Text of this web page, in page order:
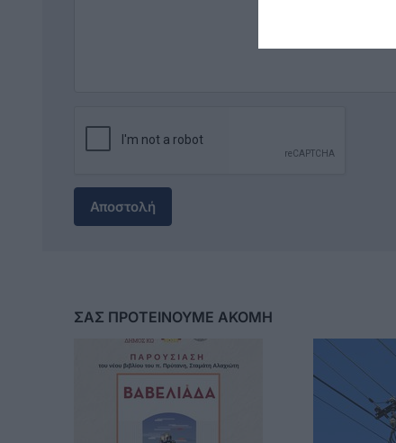
Αποστολή
ΣΑΣ ΠΡΟΤΕΙΝΟΥΜΕ ΑΚΟΜΗ